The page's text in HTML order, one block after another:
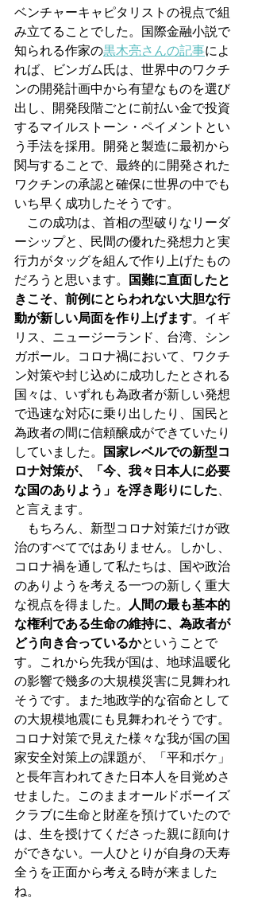
ベンチャーキャピタリストの視点で組
み立てることでした。国際金融小説で
知られる作家の黒木亮さんの記事によ
れば、ビンガム氏は、世界中のワクチ
ンの開発計画中から有望なものを選び
出し、開発段階ごとに前払い金で投資
するマイルストーン・ペイメントとい
う手法を採用。開発と製造に最初から
関与することで、最終的に開発された
ワクチンの承認と確保に世界の中でも
いち早く成功したそうです。
この成功は、首相の型破りなリーダ
ーシップと、民間の優れた発想力と実
行力がタッグを組んで作り上げたもの
だろうと思います。
国難に直面したと
きこそ、前例にとらわれない大胆な行
動が新しい局面を作り上げます。イギ
リス、ニュージーランド、台湾、シン
ガポール。コロナ禍において、ワクチ
ン対策や封じ込めに成功したとされる
国々は、いずれも為政者が新しい発想
で迅速な対応に乗り出したり、国民と
為政者の間に信頼醸成ができていたり
していました。
国家レベルでの新型コ
ロナ対策が、「今、我々日本人に必要
な国のありよう」を浮き彫りにした、
と言えます。
もちろん、新型コロナ対策だけが政
治のすべてではありません。しかし、
コロナ禍を通して私たちは、国や政治
のありようを考える一つの新しく重大
な視点を得ました。
人間の最も基本的
な権利である生命の維持に、為政者が
どう向き合っているかということで
す。これから先我が国は、地球温暖化
の影響で幾多の大規模災害に見舞われ
そうです。また地政学的な宿命として
の大規模地震にも見舞われそうです。
コロナ対策で見えた様々な我が国の国
家安全対策上の課題が、「平和ボケ」
と長年言われてきた日本人を目覚めさ
せました。このままオールドボーイズ
クラブに生命と財産を預けていたので
は、生を授けてくださった親に顔向け
ができない。一人ひとりが自身の天寿
全うを正面から考える時が来ました
ね。